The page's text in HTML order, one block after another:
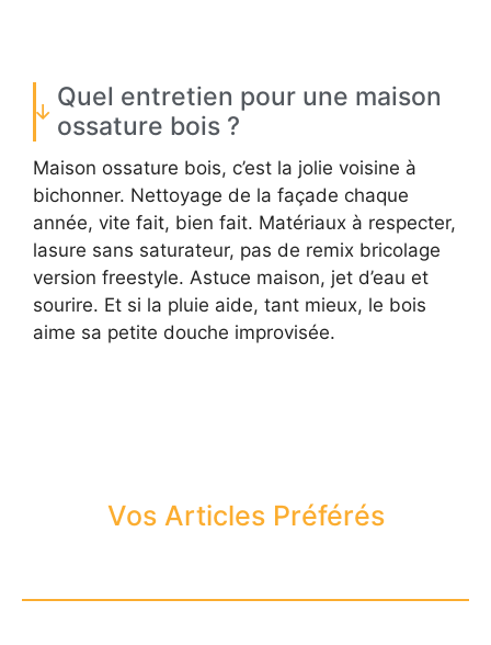
Quel entretien pour une maison
ossature bois ?
Maison ossature bois, c’est la jolie voisine à
bichonner. Nettoyage de la façade chaque
année, vite fait, bien fait. Matériaux à respecter,
lasure sans saturateur, pas de remix bricolage
version freestyle. Astuce maison, jet d’eau et
sourire. Et si la pluie aide, tant mieux, le bois
aime sa petite douche improvisée.
Vos Articles Préférés